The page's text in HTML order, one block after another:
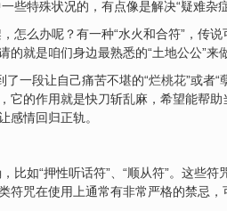
些特殊状况的，有点像是解决“疑难杂症
怎么办呢？有一种“水火和合符”，传
就是咱们身边最熟悉的“土地公公”来
了一段让自己痛苦不堪的“烂桃花”或者“
它的作用就是快刀斩乱麻，希望能帮
感情回归正轨。
比如“押性听话符”、“顺从符”。这些
咒在使用上通常有非常严格的禁忌，